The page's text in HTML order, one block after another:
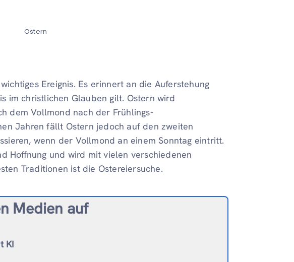
Ostern
Ereignis. Es erinnert an die Auferstehung
im christlichen Glauben gilt. Ostern wird
dem Vollmond nach der Frühlings-
Jahren fällt Ostern jedoch auf den zweiten
wenn der Vollmond an einem Sonntag eintritt.
Hoffnung und wird mit vielen verschiedenen
Traditionen ist die Ostereiersuche.
Medien auf
KI